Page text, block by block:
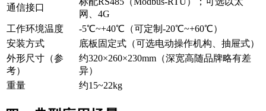
通信接口
网、4G
工作环境温度
-5℃~+40℃（可定制-20℃~+60℃）
安装方式
底板固定式（可选电动操作机构、抽屉式）
外形尺寸（参
考）
约320×260×230mm（深宽高随品牌略有差
异）
重量
约15~22kg